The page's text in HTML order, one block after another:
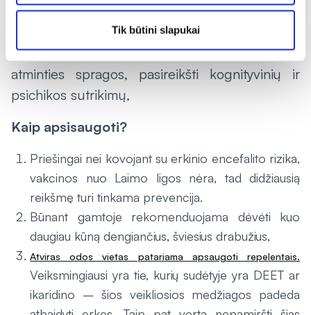
Tik būtini slapukai
ilgai, ypač jei liga pereina į lėtinę formą. Tokiu
atveju sergantysis jaučiasi nusilpęs, gali
kankinti kūno ar galvos skausmai, nemiga,
atminties spragos, pasireikšti kognityvinių ir
psichikos sutrikimų,
Kaip apsisaugoti?
Priešingai nei kovojant su erkinio encefalito rizika,
vakcinos nuo Laimo ligos nėra, tad didžiausią
reikšmę turi tinkama prevencija.
Būnant gamtoje rekomenduojama dėvėti kuo
daugiau kūną dengiančius, šviesius drabužius,
Atviras odos vietas patariama apsaugoti repelentais.
Veiksmingiausi yra tie, kurių sudėtyje yra DEET ar
ikaridino – šios veikliosios medžiagos padeda